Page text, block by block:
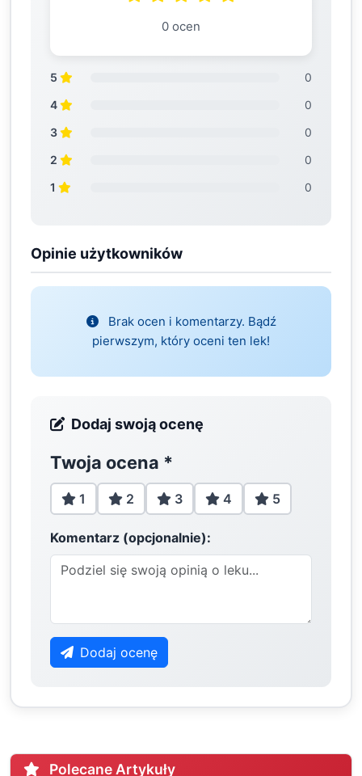
0 ocen
5
0
4
0
3
0
2
0
1
0
Opinie użytkowników
Brak ocen i komentarzy. Bądź
pierwszym, który oceni ten lek!
Dodaj swoją ocenę
Twoja ocena *
1 2 3 4 5
Komentarz (opcjonalnie):
Dodaj ocenę
Polecane Artykuły